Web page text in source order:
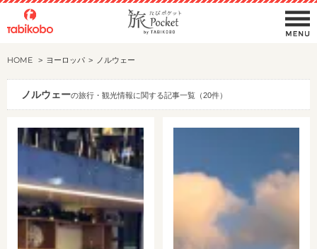
HOME ヨーロッパ ノルウェー
ノルウェーの旅行・観光情報に関する記事一覧（20件）